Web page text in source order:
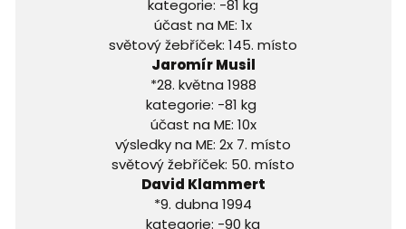
kategorie: -81 kg
účast na ME: 1x
světový žebříček: 145. místo
Jaromír Musil
*28. května 1988
kategorie: -81 kg
účast na ME: 10x
výsledky na ME: 2x 7. místo
světový žebříček: 50. místo
David Klammert
*9. dubna 1994
kategorie: -90 kg